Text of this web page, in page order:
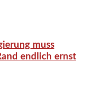
muss
endlich ernst